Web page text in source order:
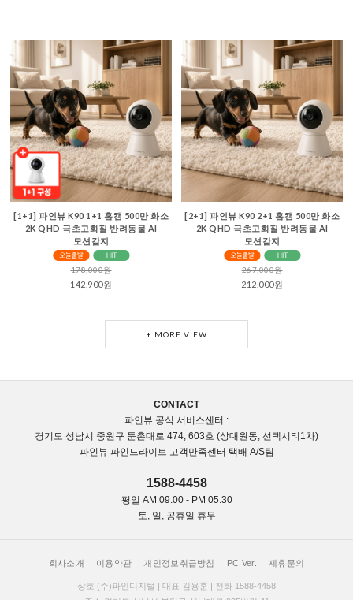
[1+1] 파인뷰 K90 1+1 홈캠 500만 화소
2K QHD 극초고화질 반려동물 AI
모션감지
178,000원
142,900원
[2+1] 파인뷰 K90 2+1 홈캠 500만 화소
2K QHD 극초고화질 반려동물 AI
모션감지
267,000원
212,000원
+ MORE VIEW
CONTACT
파인뷰 공식 서비스센터 :
경기도 성남시 중원구 둔촌대로 474, 603호 (상대원동, 선텍시티1차)
파인뷰 파인드라이브 고객만족센터 택배 A/S팀
1588-4458
평일 AM 09:00 - PM 05:30
토, 일, 공휴일 휴무
회사소개 이용약관 개인정보취급방침 PC Ver. 제휴문의
상호 (주)파인디지털 | 대표 김용훈 | 전화 1588-4458